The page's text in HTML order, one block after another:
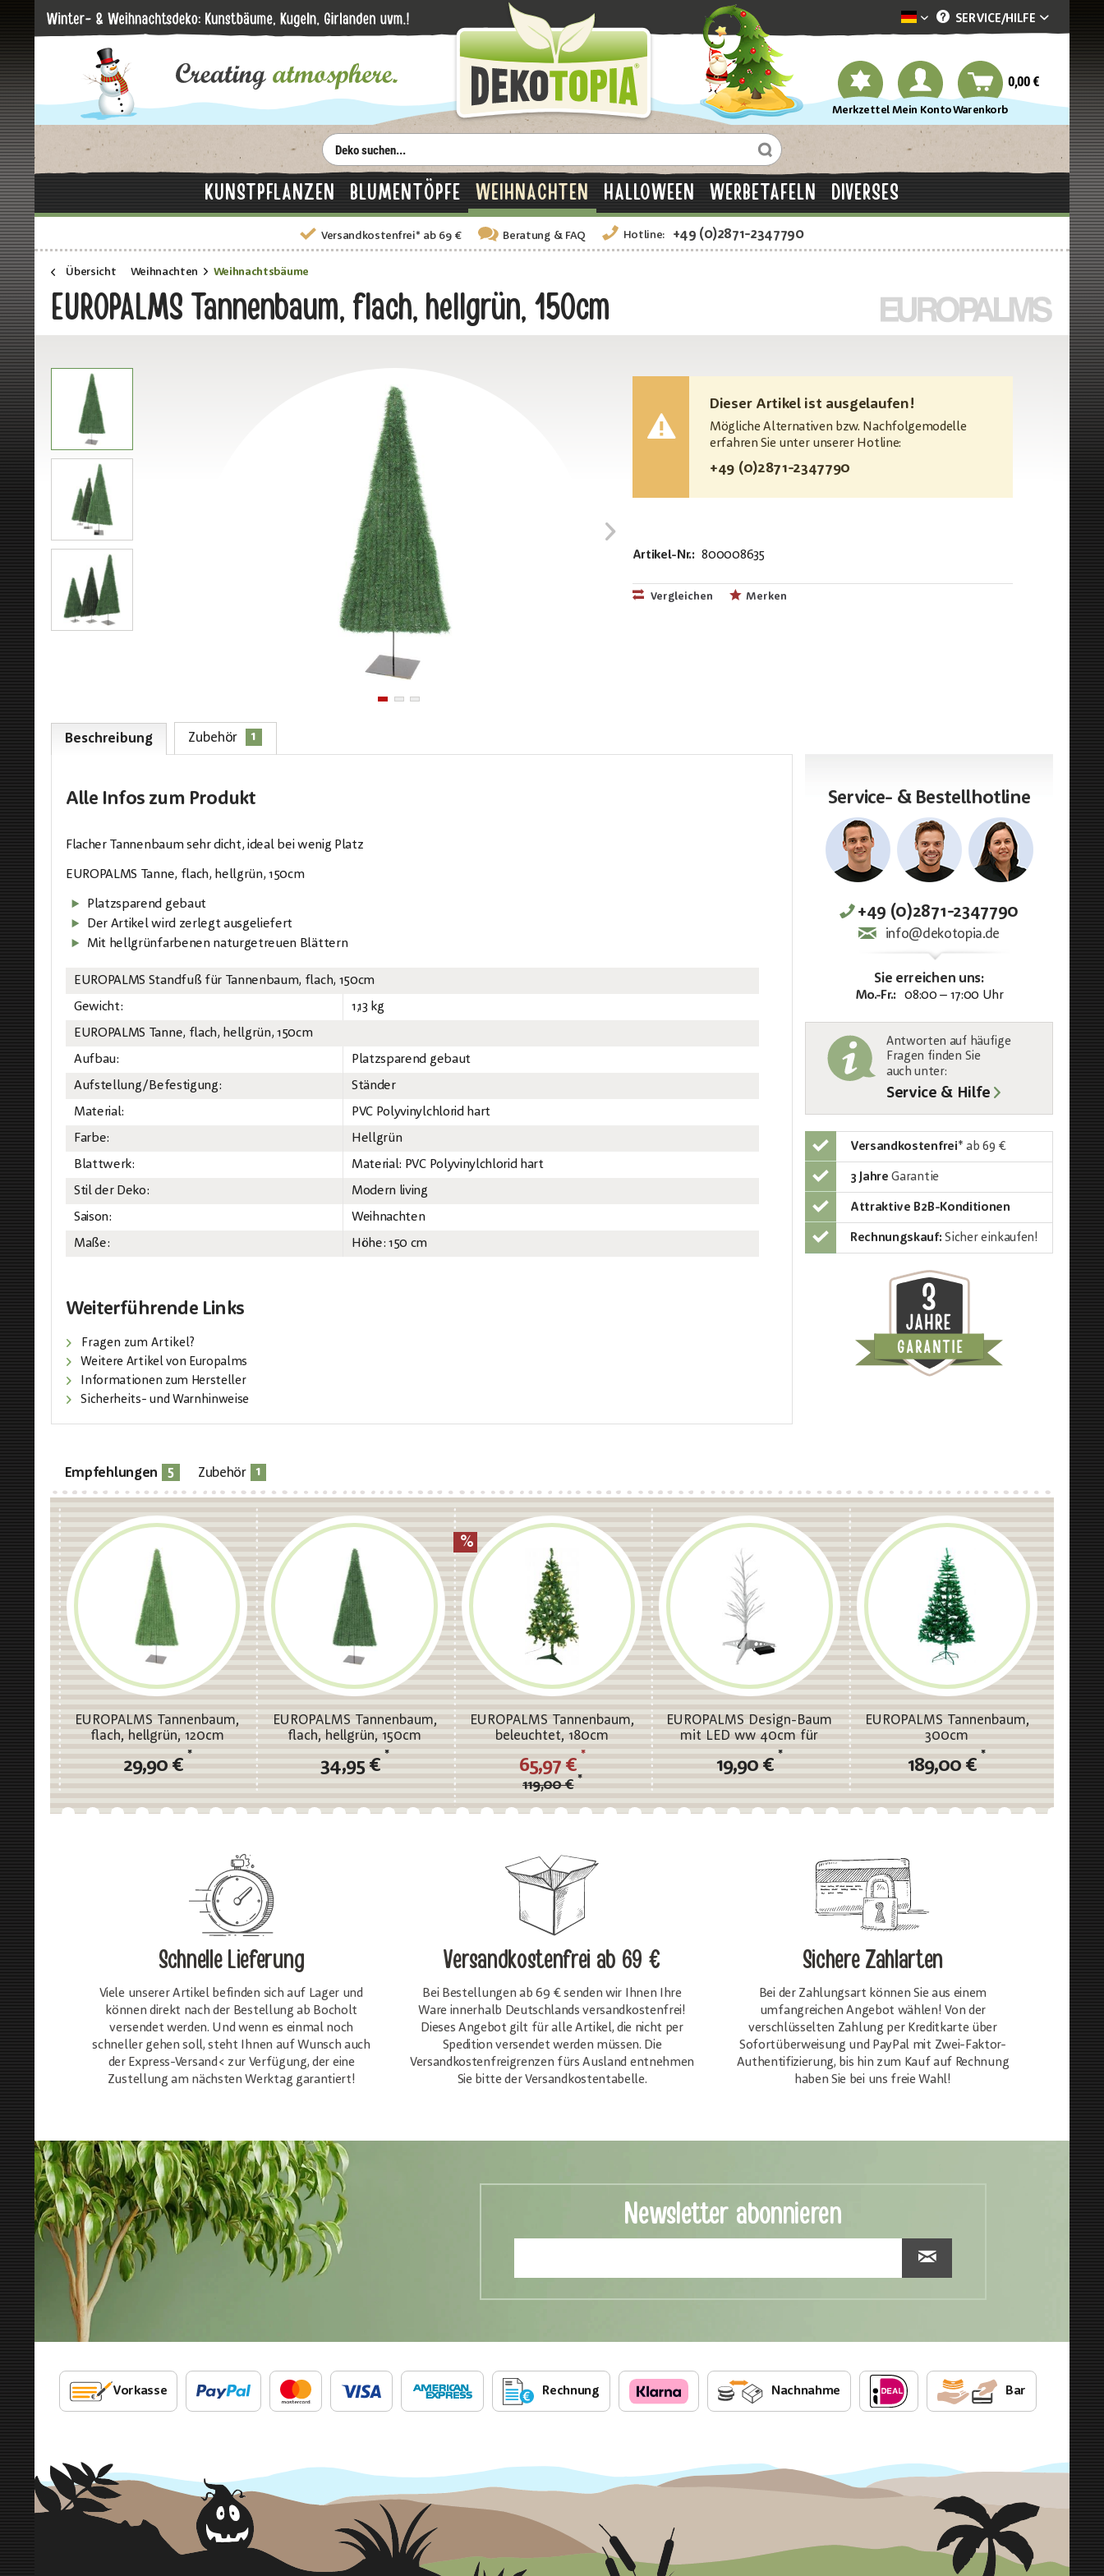
Dekotopia deutsch
SERVICE/HILFE
Merkzettel Mein KontoWarenkorb
0,00 €
KUNSTPFLANZEN BLUMENTÖPFE WEIHNACHTEN HALLOWEEN WERBETAFELN DIVERSES
Versandkostenfrei* ab 69 € Beratung& FAQ Hotline: +49 (0)2871-2347790
Übersicht Weihnachten Weihnachtsbäume
EUROPALMS Tannenbaum, flach, hellgrün, 150cm
Dieser Artikel ist ausgelaufen!
Mögliche Alternativen bzw. Nachfolgemodelle
erfahren Sie unter unserer Hotline:
+49 (0)2871-2347790
Artikel-Nr.: 800008635
Vergleichen Merken
Beschreibung Zubehör 1
Alle Infos zum Produkt
Flacher Tannenbaum sehr dicht, ideal bei wenig Platz
EUROPALMS Tanne, flach, hellgrün, 150cm
Platzsparend gebaut
Der Artikel wird zerlegt ausgeliefert
Mit hellgrünfarbenen naturgetreuen Blättern
EUROPALMS Standfuß für Tannenbaum, flach, 150cm
Gewicht:
1,13 kg
EUROPALMS Tanne, flach, hellgrün, 150cm
Aufbau:
Platzsparend gebaut
Aufstellung/Befestigung:
Ständer
Material:
PVC Polyvinylchlorid hart
Farbe:
Hellgrün
Blattwerk:
Material: PVC Polyvinylchlorid hart
Stil der Deko:
Modern living
Saison:
Weihnachten
Maße:
Höhe: 150 cm
Weiterführende Links
Fragen zum Artikel?
Weitere Artikel von Europalms
Informationen zum Hersteller
Sicherheits- und Warnhinweise
Service- & Bestellhotline
+49 (0)2871-2347790
info@dekotopia.de
Sie erreichen uns:
Mo.-Fr.: 08:00 – 17:00 Uhr
Antworten auf häufige
Fragen finden Sie
auch unter:
Service & Hilfe
Versandkostenfrei* ab 69 €
3 Jahre Garantie
Attraktive B2B-Konditionen
Rechnungskauf: Sicher einkaufen!
Empfehlungen 5 Zubehör 1
EUROPALMS Tannenbaum,
flach, hellgrün, 120cm
29,90 €
*
EUROPALMS Tannenbaum,
flach, hellgrün, 150cm
34,95 €
*
EUROPALMS Tannenbaum,
beleuchtet, 180cm
119,00 € *
65,97 €
*
EUROPALMS Design-Baum
mit LED ww 40cm für
19,90 €
*
EUROPALMS Tannenbaum,
300cm
189,00 €
*
Schnelle Lieferung
Viele unserer Artikel befinden sich auf Lager und
können direkt nach der Bestellung ab Bocholt
versendet werden. Und wenn es einmal noch
schneller gehen soll, steht Ihnen auf Wunsch auch
der Express-Versand< zur Verfügung, der eine
Zustellung am nächsten Werktag garantiert!
Versandkostenfrei ab 69 €
Bei Bestellungen ab 69 € senden wir Ihnen Ihre
Ware innerhalb Deutschlands versandkostenfrei!
Dieses Angebot gilt für alle Artikel, die nicht per
Spedition versendet werden müssen. Die
Versandkosten­freigrenzen fürs Ausland entnehmen
Sie bitte der Versandkostentabelle.
Sichere Zahlarten
Bei der Zahlungsart können Sie aus einem
umfangreichen Angebot wählen! Von der
verschlüsselten Zahlung per Kreditkarte über
Sofortüberweisung und PayPal mit Zwei-Faktor-
Authentifizierung, bis hin zum Kauf auf Rechnung
haben Sie bei uns freie Wahl!
Newsletter abonnieren
Vorkasse Rechnung Nachnahme Bar